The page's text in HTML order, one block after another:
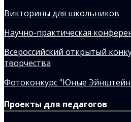
Викторины для школьников
Научно-практическая
Всероссийский открытый
творчества
Фотоконкурс "Юные
Проекты для педагогов